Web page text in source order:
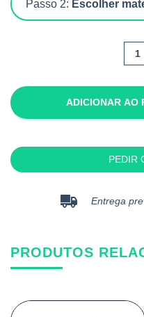
Passo 2: Escolher
de
ADICIONAR AO
PEDIR
Entrega
PRODUTOS